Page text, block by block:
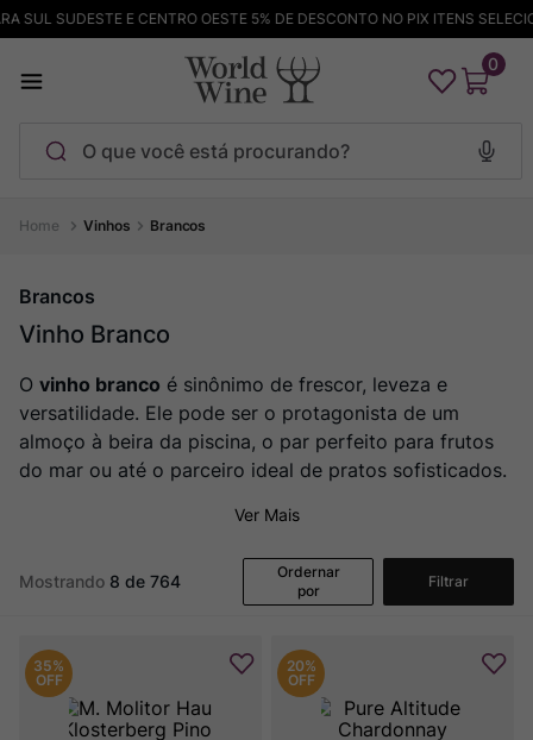
SUDESTE E CENTRO OESTE 5% DE DESCONTO NO PIX ITENS
0
Vinhos Brancos
Brancos
Vinho Branco
O vinho branco é sinônimo de frescor, leveza e
versatilidade. Ele pode ser o protagonista de um
almoço à beira da piscina, o par perfeito para frutos
do mar ou até o parceiro ideal de pratos sofisticados.
Ver Mais
Mostrando 8 de 764
Ordernar
por
Filtrar
35%
OFF
20%
OFF
Termos mais buscados
4º Garzon
Chablis
6º Barolo
9º Rocim